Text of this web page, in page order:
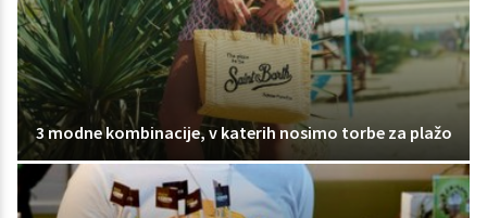
3 modne kombinacije, v katerih nosimo torbe za plažo